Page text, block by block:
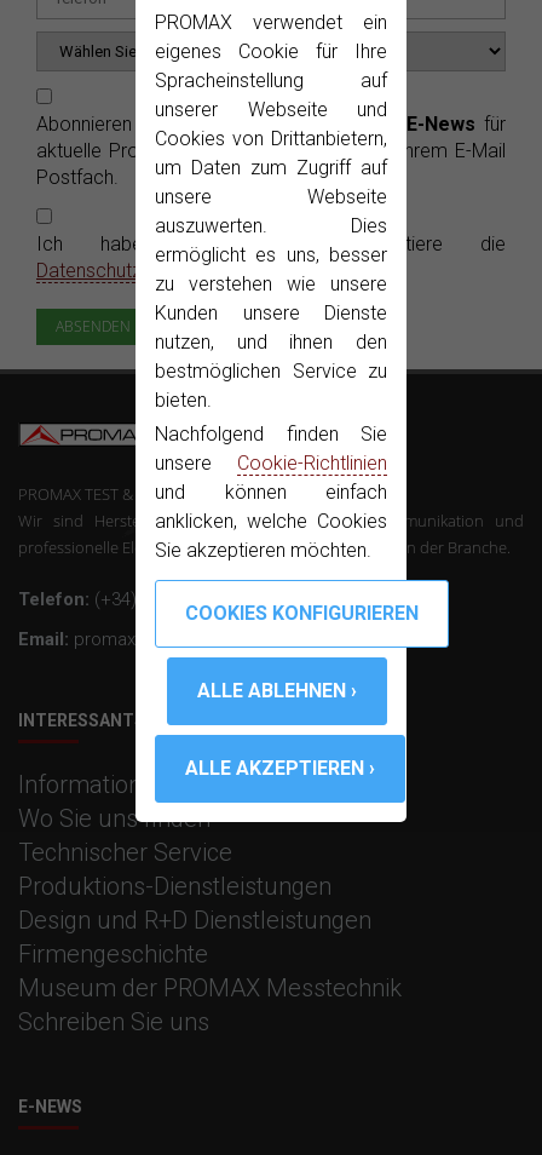
PROMAX verwendet ein
eigenes Cookie für Ihre
Spracheinstellung auf
unserer Webseite und
Cookies von Drittanbietern,
um Daten zum Zugriff auf
unsere Webseite
auszuwerten. Dies
ermöglicht es uns, besser
zu verstehen wie unsere
Kunden unsere Dienste
nutzen, und ihnen den
bestmöglichen Service zu
bieten.
Nachfolgend finden Sie
unsere Cookie-Richtlinien
und können einfach
anklicken, welche Cookies
Sie akzeptieren möchten.
Abonnieren Sie die kostenlosen PROMAX E-News für
aktuelle Produktinformationen bequem in Ihrem E-Mail
Postfach.
Ich habe gelesen und akzeptiere die
Datenschutzerklärung
PROMAX TEST & MEASUREMENT, SLU ©
Wir sind Hersteller von Mess-Geräte der Telekommunikation und
professionelle Elektronik mit über 50 Jahren Erfahrung in der Branche.
Telefon: (+34) 931 847 700
Email: promax@promax.es
INTERESSANTS LINKS
Informationen zum Unternehmen
Wo Sie uns finden
Technischer Service
Produktions-Dienstleistungen
Design und R+D Dienstleistungen
Firmengeschichte
Museum der PROMAX Messtechnik
Schreiben Sie uns
E-NEWS